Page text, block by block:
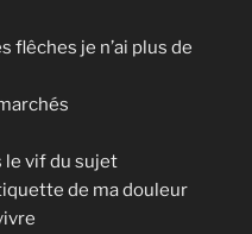
flêches je n’ai plus de
le vif du sujet
de ma douleur